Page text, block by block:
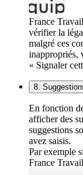
France
vérifier la
malgré ces
inappropriés,
« Signaler
8.
En fonction
afficher des
suggestions
avez saisis.
Par exemple
France